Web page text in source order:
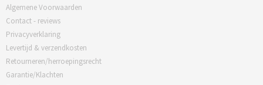
Algemene Voorwaarden
Contact - reviews
Privacyverklaring
Levertijd & verzendkosten
Retourneren/herroepingsrecht
Garantie/Klachten